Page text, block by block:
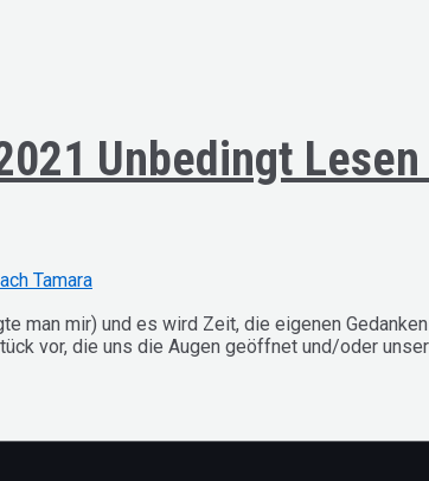
Unbedingt
Tamara
man mir) und es wird Zeit, die eigenen
vor, die uns die Augen geöffnet und/oder